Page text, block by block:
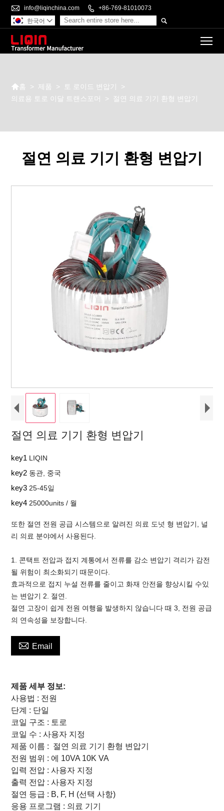
 info@liqinchina.com  +86-769-81010073

한국어 
홈 > 제품 > 토 로이드 변압기
>
의료용 토로 이달 트랜스포머
> 절연 의료 기기 환형 변압기
절연 의료 기기 환형 변압기
절연 의료 기기 환형 변압기
key1 LIQIN
key2 동관, 중국
key3 25-45일
key4 25000units / 월
또한 절연 전원 공급 시스템으로 알려진 의료 도넛 형 변압기, 널
리 의료 분야에서 사용된다.
1. 콘택트 전압과 접지 계통에서 전류를 감소 변압기 격리가 감전
될 위험이 최소화되기 때문이다.
효과적으로 접지 누설 전류를 줄이고 화재 안전을 향상시킬 수있
는 변압기 2. 절연.
절연 고장이 쉽게 전원 여행을 발생하지 않습니다 때 3, 전원 공급
의 연속성을 보장합니다.
 Email
제품 세부 정보:
사용법 : 전원
단계 : 단일
코일 구조 : 토로
코일 수 :사용자 지정
제품 이름 : 절연 의료 기기 환형 변압기
전원 범위 : 에 10VA 10KVA
입력 전압 :사용자 지정
출력 전압 :사용자 지정
절연 등급 : B, F, H (선택 사항)
응용 프로그램 : 의료 기기